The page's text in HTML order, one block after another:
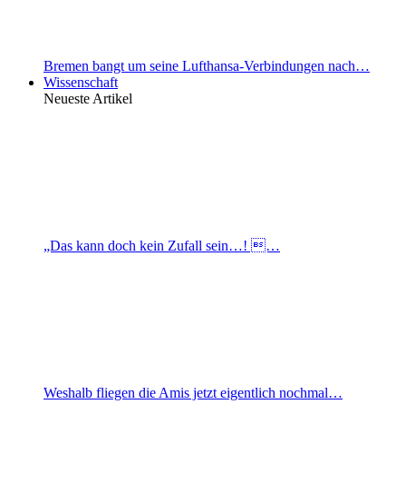
Bremen bangt um seine Lufthansa-Verbindungen nach…
Wissenschaft
Neueste Artikel
„Das kann doch kein Zufall sein…! …
Weshalb fliegen die Amis jetzt eigentlich nochmal…